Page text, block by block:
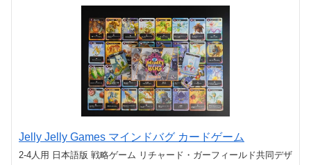
Jelly Jelly Games マインドバグ カードゲーム
2-4人用 日本語版 戦略ゲーム リチャード・ガーフィールド共同デザ